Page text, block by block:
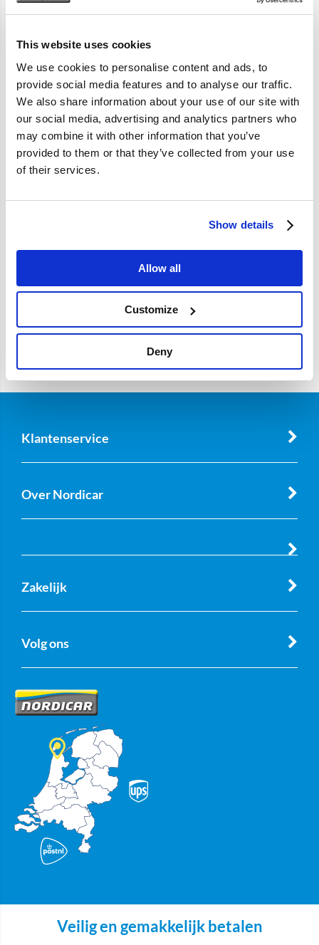
This website uses cookies
We use cookies to personalise content and ads, to
provide social media features and to analyse our traffic.
We also share information about your use of our site with
our social media, advertising and analytics partners who
may combine it with other information that you’ve
provided to them or that they’ve collected from your use
of their services.
Show details
Allow all
Customize
Deny
Artikelomschrijving
544 210 Ama 1800 140 164; 59mm
Specificaties
Merk
Klantenservice
Over Nordicar
Zakelijk
Volg ons
Veilig en gemakkelijk betalen